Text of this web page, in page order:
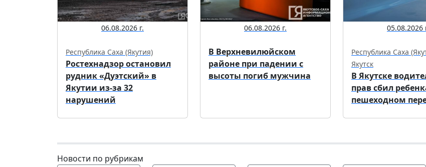
06.08.2026 г.
Республика Саха (Якутия)
Ростехнадзор остановил
рудник «Дуэтский» в
Якутии из-за 32
нарушений
06.08.2026 г.
В Верхневилюйском
районе при падении с
высоты погиб мужчина
05.08.2026
Республика Саха
Якутск
В Якутске
прав сбил
пешеходном
Новости по рубрикам